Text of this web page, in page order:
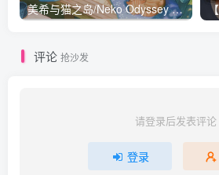
美希与猫之岛/Neko Odyssey v1.0.3|动作冒险|容量3.2GB|免安装绿色中文版
评论 抢沙发
请登录后发表评论
登录